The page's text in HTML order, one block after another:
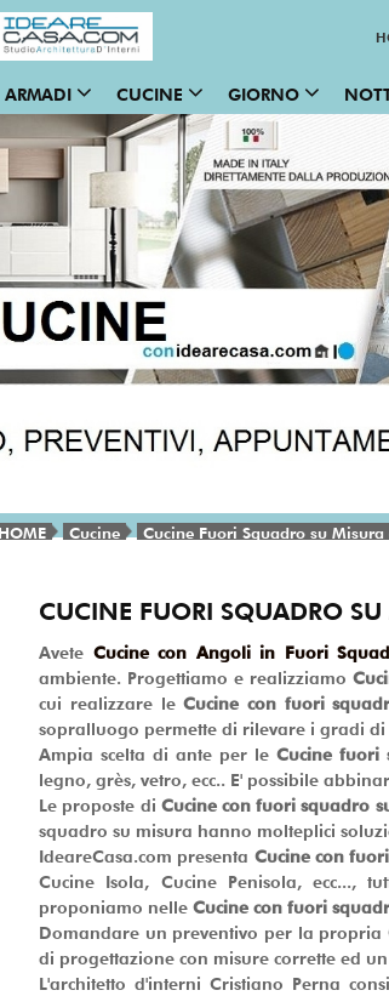
ARMADI CUCINE GIORNO
HOME Cucine Cucine Fuori Squadro su Misura
CUCINE FUORI SQUADRO
Avete Cucine con Angoli in Fuori
ambiente. Progettiamo e realizziamo
cui realizzare le Cucine con fuori
sopralluogo permette di rilevare i gradi di
Ampia scelta di ante per le Cucine fuori
legno, grès, vetro, ecc.. E' possibile
Le proposte di Cucine con fuori squadro
squadro su misura hanno molteplici
IdeareCasa.com presenta Cucine con
Cucine Isola, Cucine Penisola, ecc...,
proponiamo nelleCucine con fuori
Domandare un preventivo per la propria
di progettazione con misure corrette ed
L'architetto d'interni Cristiano Perna